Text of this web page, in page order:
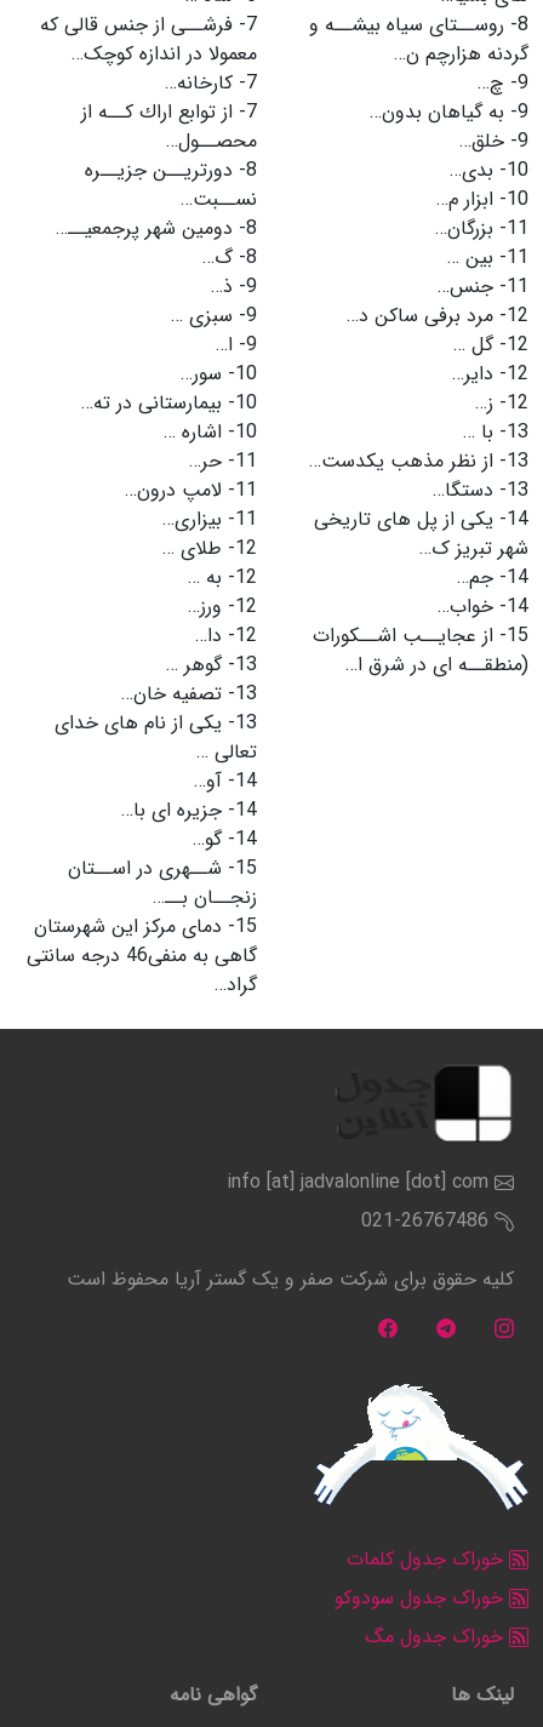
8- روســتاى سیاه بیشــه و
گردنه هزارچم ن…
9- چ…
9- به گیاهان بدون…
9- خلق…
10- بدی…
10- ابزار م…
11- بزرگان…
11- بین …
11- جنس…
12- مرد برفی ساکن د…
12- گل …
12- دایر…
12- ز…
13- با …
13- از نظر مذهب یکدست…
13- دستگا…
14- یکى از پل هاى تاریخى
شهر تبریز ک…
14- جم…
14- خواب…
15- از عجایــب اشــکورات
(منطقــه اى در شرق ا…
7- فرشــى از جنس قالى که
معمولا در اندازه کوچک…
7- کارخانه…
7- از توابع اراك كــه از
محصــول…
8- دورتریــن جزیــره
نســبت…
8- دومین شهر پرجمعیــ…
8- گ…
9- ذ…
9- سبزی …
9- ا…
10- سور…
10- بیمارستانی در ته…
10- اشاره …
11- حر…
11- لامپ درون…
11- بیزاری…
12- طلای …
12- به …
12- ورز…
12- دا…
13- گوهر …
13- تصفیه خان…
13- یکى از نام هاى خداى
تعالى …
14- آو…
14- جزیره ای با…
14- گو…
15- شــهرى در اســتان
زنجــان بــ…
15- دماى مرکز این شهرستان
گاهى به منفی46 درجه سانتى
گراد…
info [at] jadvalonline [dot] com
021-26767486
کلیه حقوق برای شرکت صفر و یک گستر آریا محفوظ است
خوراک جدول کلمات
خوراک جدول سودوکو
خوراک جدول مگ
لینک ها
گواهی نامه